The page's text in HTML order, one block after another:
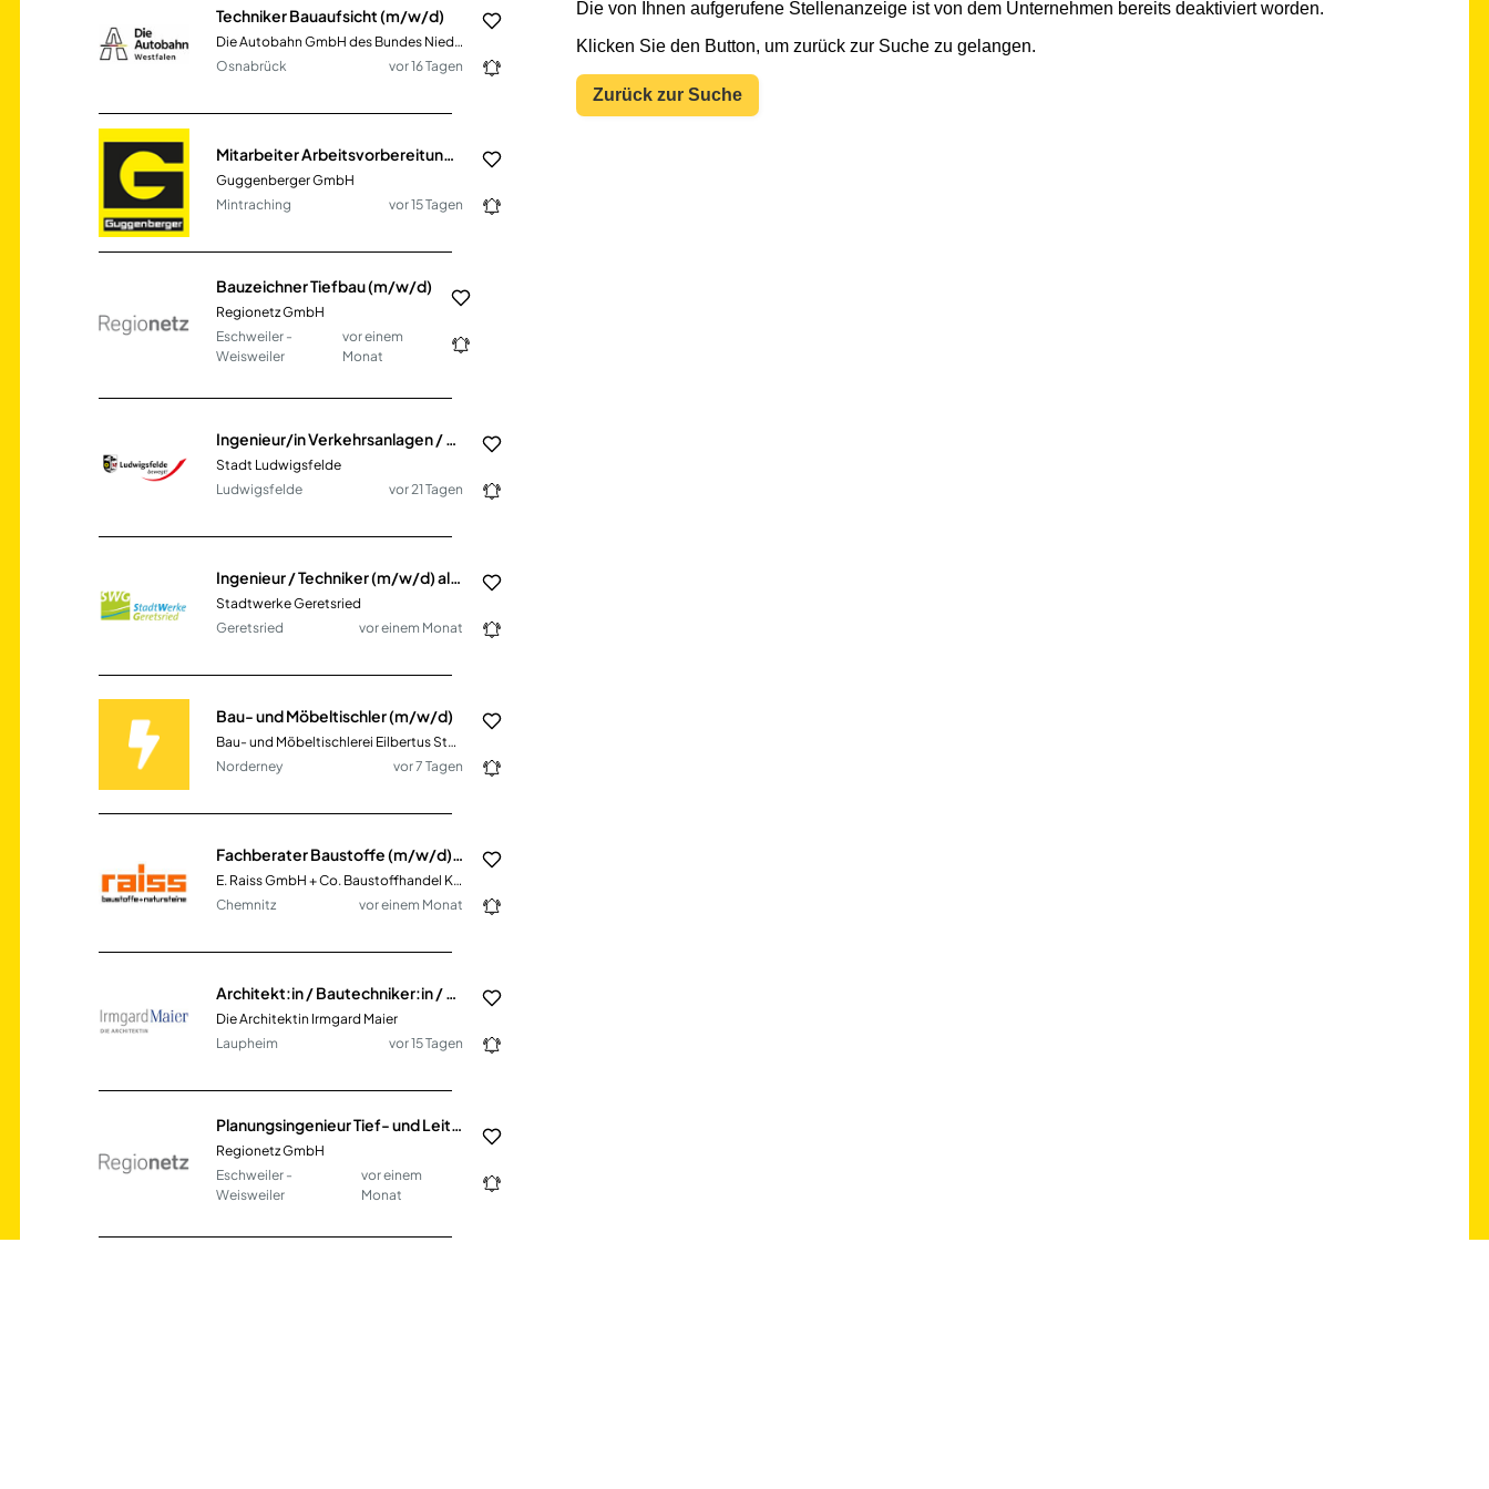
Techniker Bauaufsicht (m/w/d)
Die Autobahn GmbH des Bundes Niederlassung Westfalen
Osnabrück
vor 16 Tagen
Mitarbeiter Arbeitsvorbereitung (m/w/d) im Bereich Hoch- und SF-Bau
Guggenberger GmbH
Mintraching
vor 15 Tagen
Bauzeichner Tiefbau (m/w/d)
Regionetz GmbH
Eschweiler -
Weisweiler
vor einem
Monat
Stadt Ludwigsfelde
Ludwigsfelde
vor 21 Tagen
Ingenieur / Techniker (m/w/d) als Sachgebietsleiter Planung und Bau
Stadtwerke Geretsried
Geretsried
vor einem Monat
Bau- und Möbeltischler (m/w/d)
Bau- und Möbeltischlerei Eilbertus Stürenburg
Norderney
vor 7 Tagen
E. Raiss GmbH + Co. Baustoffhandel KG
Chemnitz
vor einem Monat
Die Architektin Irmgard Maier
Laupheim
vor 15 Tagen
Planungsingenieur Tief- und Leitungsbau (m/w/d)
Regionetz GmbH
Eschweiler -
Weisweiler
vor einem
Monat